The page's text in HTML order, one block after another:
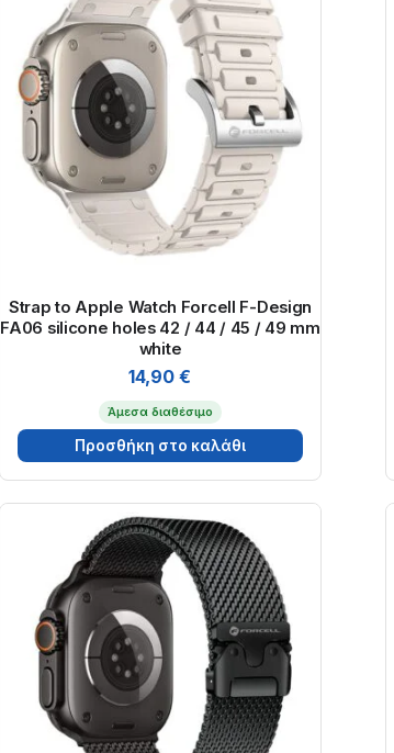
Strap to Apple Watch Forcell F-Design
FA06 silicone holes 42 / 44 / 45 / 49 mm
white
14,90€
Άμεσα διαθέσιμο
Προσθήκη στο καλάθι